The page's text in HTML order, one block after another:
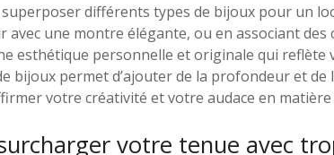
superposer différents types de bijoux pour un
avec une montre élégante, ou en associant
esthétique personnelle et originale qui reflète
bijoux permet d’ajouter de la profondeur et
votre créativité et votre audace en matière
votre tenue avec